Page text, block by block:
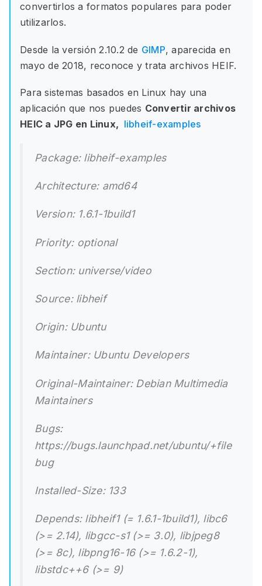
convertirlos a formatos populares para poder
utilizarlos.
Desde la versión 2.10.2 de GIMP, aparecida en
mayo de 2018, reconoce y trata archivos HEIF.
Para sistemas basados en Linux hay una
aplicación que nos puedes Convertir archivos
HEIC a JPG en Linux, libheif-examples
Package: libheif-examples
Architecture: amd64
Version: 1.6.1-1build1
Priority: optional
Section: universe/video
Source: libheif
Origin: Ubuntu
Maintainer: Ubuntu Developers
Original-Maintainer: Debian Multimedia
Maintainers
Bugs:
https://bugs.launchpad.net/ubuntu/+file
bug
Installed-Size: 133
Depends: libheif1 (= 1.6.1-1build1), libc6
(>= 2.14), libgcc-s1 (>= 3.0), libjpeg8
(>= 8c), libpng16-16 (>= 1.6.2-1),
libstdc++6 (>= 9)